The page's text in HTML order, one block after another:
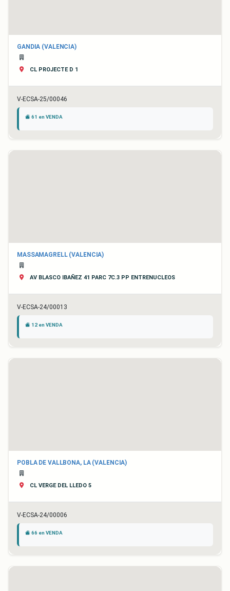
GANDIA (VALENCIA)
CL PROJECTE D 1
V-ECSA-25/00046
61 en VENDA
MASSAMAGRELL (VALENCIA)
AV BLASCO IBAÑEZ 41 PARC 7C.3 PP ENTRENUCLEOS
V-ECSA-24/00013
12 en VENDA
POBLA DE VALLBONA, LA (VALENCIA)
CL VERGE DEL LLEDO 5
V-ECSA-24/00006
66 en VENDA